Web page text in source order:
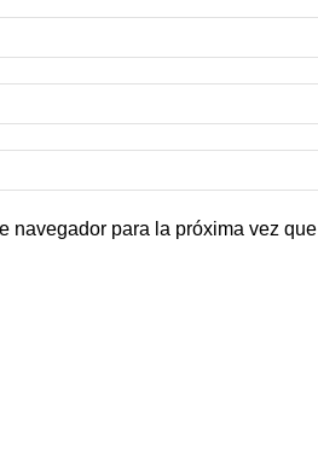
navegador para la próxima vez que